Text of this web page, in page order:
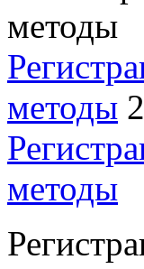
методы
методы